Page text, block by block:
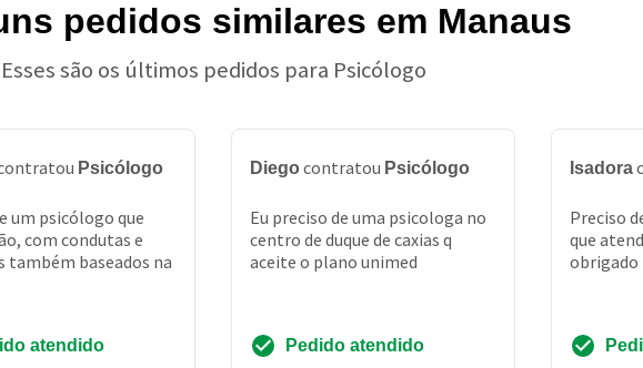
pedidos similares em Manaus
Esses são os últimos pedidos para Psicólogo
Psicólogo
um psicólogo que
com condutas e
também baseados na
atendido
Diego contratou Psicólogo
Eu preciso de uma psicologa no
centro de duque de caxias q
aceite o plano unimed
Pedido atendido
Isadora
Preciso
que
obrigado